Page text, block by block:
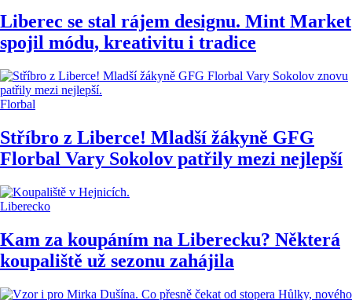
Liberec se stal rájem designu. Mint Market
spojil módu, kreativitu i tradice
Florbal
Stříbro z Liberce! Mladší žákyně GFG
Florbal Vary Sokolov patřily mezi nejlepší
Liberecko
Kam za koupáním na Liberecku? Některá
koupaliště už sezonu zahájila